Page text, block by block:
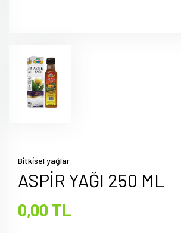
Bi̇tki̇sel yağlar
ASPİR YAĞI 250 ML
0,00 TL